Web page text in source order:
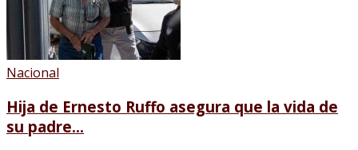
Nacional
Hija de Ernesto Ruffo asegura que la vida de
su padre...